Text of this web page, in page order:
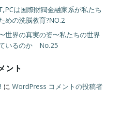
は国際財閥金融家系が私たち
めの洗脳教育?NO.2
世界の真実の姿〜私たちの世界
いるのか No.25
ント
に WordPress コメントの投稿者